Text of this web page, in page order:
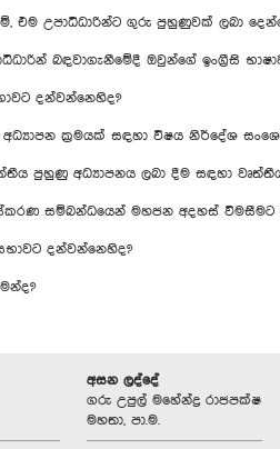
ගුරු පුහුණුවක් ලබා
බඳවාගැනීමේදී ඔවුන්ගේ ඉංග්‍රීසි
දන්වන්නෙහිද?
ක්‍රමයක් සඳහා විෂය නිර්දේශ
පුහුණු අධ්‍යාපනය ලබා දීම සඳහා
සම්බන්ධයෙන් මහජන අදහස් විමසීමට
දන්වන්නෙහිද?
අසන ලද්දේ
ගරු උපුල් මහේන්ද්‍ර රාජපක්ෂ
මහතා, පා.ම.